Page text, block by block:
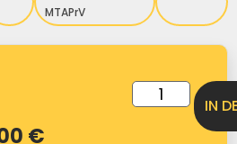
MTAPrV
€
IN